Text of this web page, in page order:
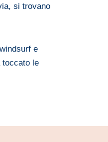
si trovano
e
toccato le